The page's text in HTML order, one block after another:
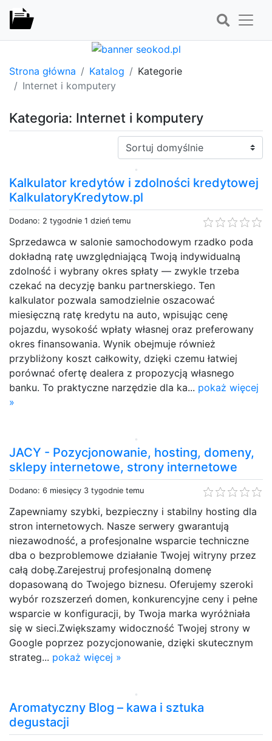
Strona główna Katalog
Kategorie
Internet i komputery
Kategoria: Internet i komputery
Sortuj:
Kalkulator kredytów i zdolności kredytowej
KalkulatoryKredytow.pl
Dodano: 2 tygodnie 1 dzień temu
Sprzedawca w salonie samochodowym rzadko poda
dokładną ratę uwzględniającą Twoją indywidualną
zdolność i wybrany okres spłaty — zwykle trzeba
czekać na decyzję banku partnerskiego. Ten
kalkulator pozwala samodzielnie oszacować
miesięczną ratę kredytu na auto, wpisując cenę
pojazdu, wysokość wpłaty własnej oraz preferowany
okres finansowania. Wynik obejmuje również
przybliżony koszt całkowity, dzięki czemu łatwiej
porównać ofertę dealera z propozycją własnego
banku. To praktyczne narzędzie dla ka... pokaż więcej
»
JACY - Pozycjonowanie, hosting, domeny,
sklepy internetowe, strony internetowe
Dodano: 6 miesięcy 3 tygodnie temu
Zapewniamy szybki, bezpieczny i stabilny hosting dla
stron internetowych. Nasze serwery gwarantują
niezawodność, a profesjonalne wsparcie techniczne
dba o bezproblemowe działanie Twojej witryny przez
całą dobę.Zarejestruj profesjonalną domenę
dopasowaną do Twojego biznesu. Oferujemy szeroki
wybór rozszerzeń domen, konkurencyjne ceny i pełne
wsparcie w konfiguracji, by Twoja marka wyróżniała
się w sieci.Zwiększamy widoczność Twojej strony w
Google poprzez pozycjonowanie, dzięki skutecznym
strateg... pokaż więcej »
Aromatyczny Blog – kawa i sztuka
degustacji